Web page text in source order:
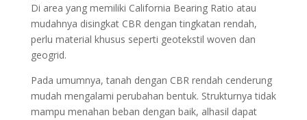
Di area yang memiliki California Bearing Ratio atau
mudahnya disingkat CBR dengan tingkatan rendah,
perlu material khusus seperti geotekstil woven dan
geogrid.
Pada umumnya, tanah dengan CBR rendah cenderung
mudah mengalami perubahan bentuk. Strukturnya tidak
mampu menahan beban dengan baik, alhasil dapat